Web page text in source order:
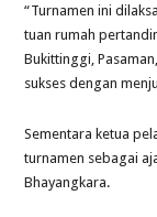
“Turnamen ini
tuan rumah
Bukittinggi,
sukses dengan
Sementara ketua
turnamen sebagai
Bhayangkara.